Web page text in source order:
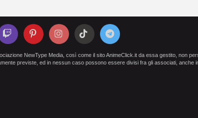
NewType Media, così come il sito AnimeClick.it da essa gestito, non
previste, ed in nessun caso possono essere divisi fra gli associati, anche